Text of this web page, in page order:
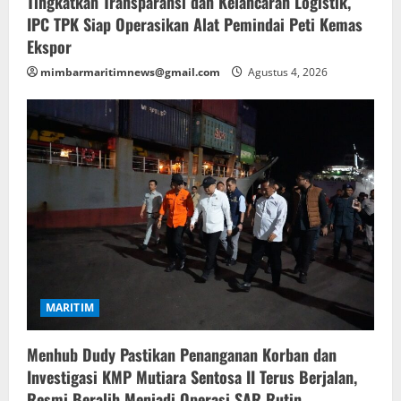
IPC TPK Siap Operasikan Alat Pemindai Peti Kemas
Ekspor
mimbarmaritimnews@gmail.com Agustus 4, 2026
MARITIM
Menhub Dudy Pastikan Penanganan Korban dan
Investigasi KMP Mutiara Sentosa II Terus Berjalan,